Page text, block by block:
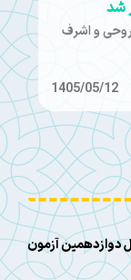
شد
روحی و اشرف
1405/05/12
دوازدهمین آزمون